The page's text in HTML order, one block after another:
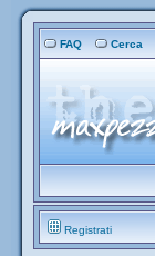
FAQ Cerca
Registrati